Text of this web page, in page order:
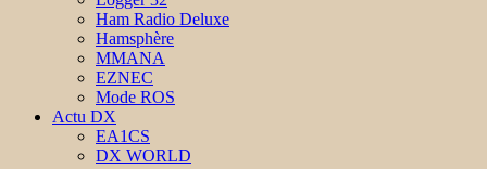
Ham Radio Deluxe
Hamsphère
MMANA
EZNEC
Mode ROS
Actu DX
EA1CS
DX WORLD